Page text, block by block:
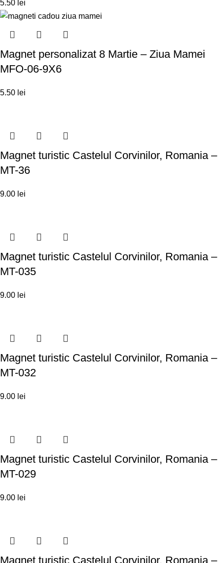
5.50 lei
Magnet personalizat 8 Martie – Ziua Mamei
MFO-06-9X6
5.50 lei
Magnet turistic Castelul Corvinilor, Romania –
MT-36
9.00 lei
Magnet turistic Castelul Corvinilor, Romania –
MT-035
9.00 lei
Magnet turistic Castelul Corvinilor, Romania –
MT-032
9.00 lei
Magnet turistic Castelul Corvinilor, Romania –
MT-029
9.00 lei
Magnet turistic Castelul Corvinilor, Romania –